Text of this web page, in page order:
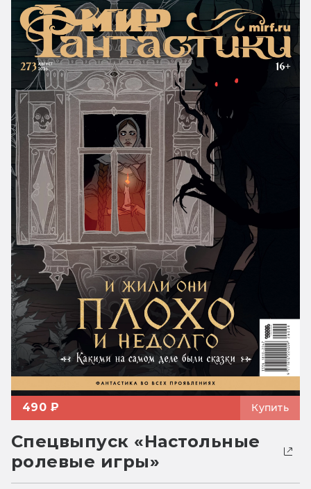
490 ₽ Купить
Спецвыпуск «Настольные
ролевые игры»